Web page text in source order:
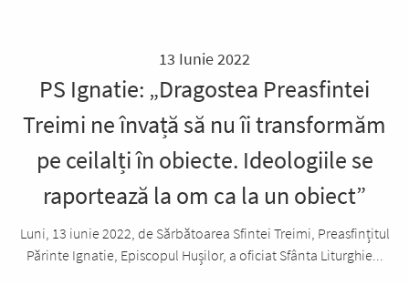
13 Iunie 2022
PS Ignatie: „Dragostea Preasfintei
Treimi ne învață să nu îi transformăm
pe ceilalți în obiecte. Ideologiile se
raportează la om ca la un obiect”
Luni, 13 iunie 2022, de Sărbătoarea Sfintei Treimi, Preasfințitul
Părinte Ignatie, Episcopul Hușilor, a oficiat Sfânta Liturghie...